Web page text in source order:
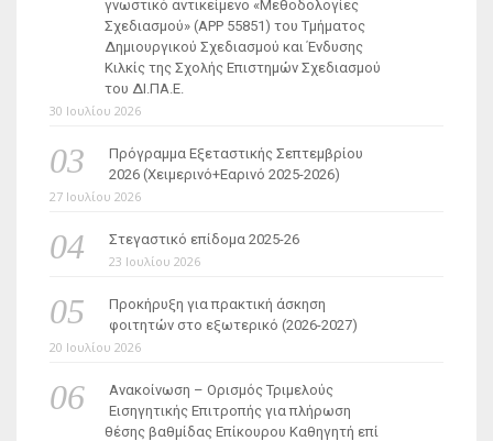
γνωστικό αντικείμενο «Μεθοδολογίες
Σχεδιασμού» (ΑΡΡ 55851) του Τμήματος
Δημιουργικού Σχεδιασμού και Ένδυσης
Κιλκίς της Σχολής Επιστημών Σχεδιασμού
του ΔΙ.ΠΑ.Ε.
30 Ιουλίου 2026
Πρόγραμμα Εξεταστικής Σεπτεμβρίου
2026 (Χειμερινό+Εαρινό 2025-2026)
27 Ιουλίου 2026
Στεγαστικό επίδομα 2025-26
23 Ιουλίου 2026
Προκήρυξη για πρακτική άσκηση
φοιτητών στο εξωτερικό (2026-2027)
20 Ιουλίου 2026
Ανακοίνωση – Ορισμός Τριμελούς
Εισηγητικής Επιτροπής για πλήρωση
θέσης βαθμίδας Επίκουρου Καθηγητή επί